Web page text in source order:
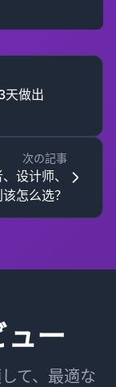
天做出
次の記事
设计师、
怎么选？
ー
て、最適な